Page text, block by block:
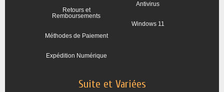
Retours et
Remboursements
Méthodes de Paiement
Expédition Numérique
Antivirus
Windows 11
Suite et Variées